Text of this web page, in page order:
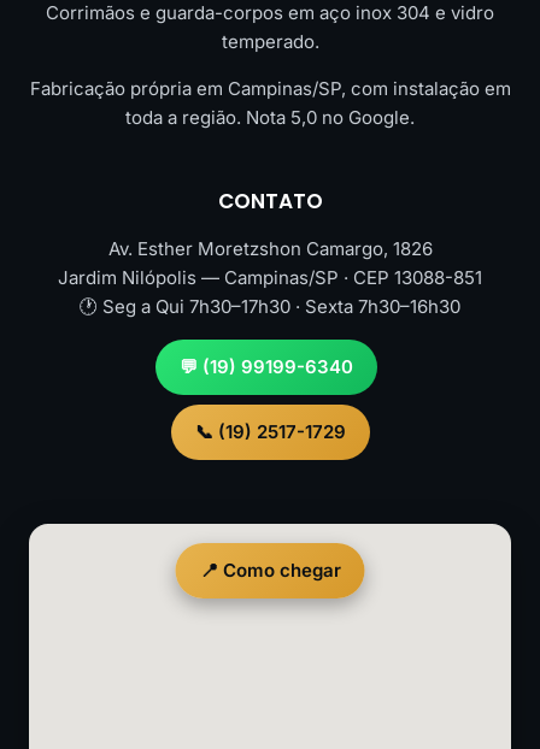
Corrimãos e guarda-corpos em aço inox 304 e vidro
temperado.
Fabricação própria em Campinas/SP, com instalação em
toda a região. Nota 5,0 no Google.
CONTATO
Av. Esther Moretzshon Camargo, 1826
Jardim Nilópolis — Campinas/SP · CEP 13088-851
🕐 Seg a Qui 7h30–17h30 · Sexta 7h30–16h30
💬 (19) 99199-6340
📞 (19) 2517-1729
📍 Como chegar